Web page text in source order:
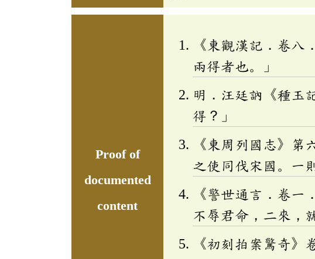
Proof of
documented
content
《東觀漢記．卷
兩得者也。」
明．汪廷訥《種玉
得？」
《東周列國志》
之使同伐宋國。一
《警世通言．卷一
不辱君命，二來，
《初刻拍案驚奇